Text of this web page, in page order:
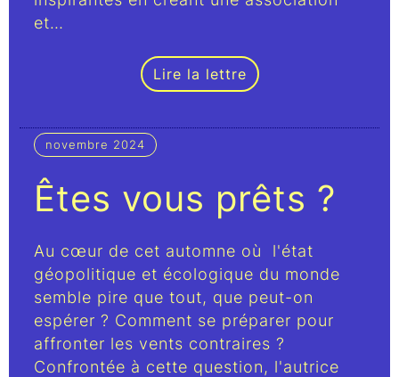
et…
Lire la lettre
novembre 2024
Êtes vous prêts ?
Au cœur de cet automne où l'état
géopolitique et écologique du monde
semble pire que tout, que peut-on
espérer ? Comment se préparer pour
affronter les vents contraires ?
Confrontée à cette question, l'autrice